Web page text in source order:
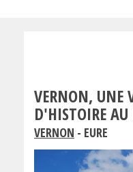
VERNON, UNE
D'HISTOIRE
VERNON - EURE